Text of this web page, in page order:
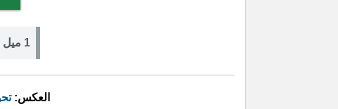
1 ميل = 1759.982 يارد
العكس: